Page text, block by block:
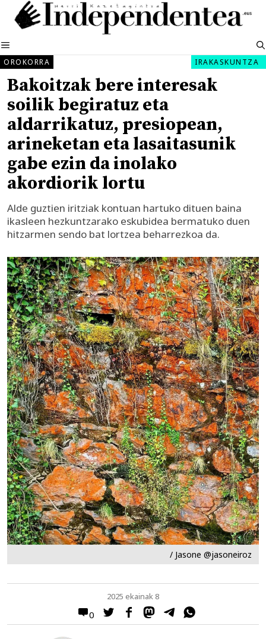
Edukira
salto
MENUA
OROKORRA IRAKASKUNTZA
Bakoitzak bere interesak
soilik begiratuz eta
aldarrikatuz, presiopean,
arineketan eta lasaitasunik
gabe ezin da inolako
akordiorik lortu
Alde guztien iritziak kontuan hartuko dituen baina
ikasleen hezkuntzarako eskubidea bermatuko duen
hitzarmen sendo bat lortzea beharrezkoa da.
/ Jasone @jasoneiroz
0
2025 ekainak 8